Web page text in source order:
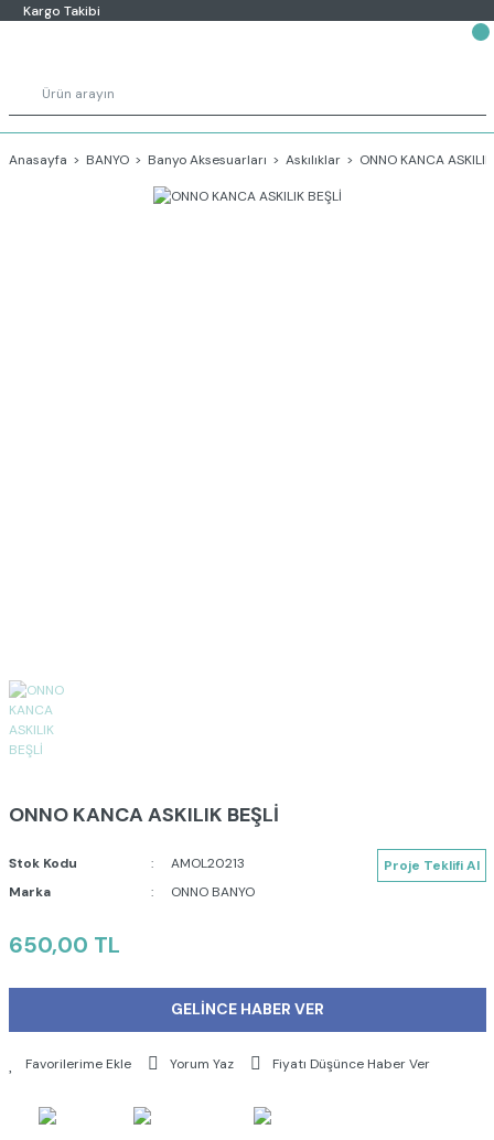
Kargo Takibi
Anasayfa BANYO Banyo Aksesuarları Askılıklar ONNO KANCA
ONNO KANCA ASKILIK BEŞLİ
Stok Kodu
AMOL20213
Marka
ONNO BANYO
Proje Teklifi Al
650,00 TL
GELİNCE HABER VER
Yorum Yaz Fiyatı Düşünce Haber Ver